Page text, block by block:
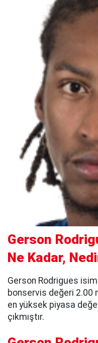
Gerson
Ne Kadar,
Gerson Rodrigues
bonservis değeri 2.00
en yüksek piyasa
çıkmıştır.